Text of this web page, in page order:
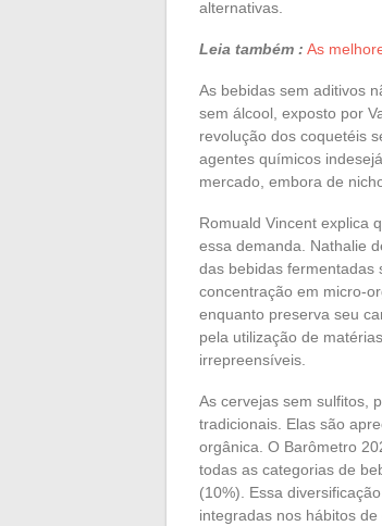
alternativas.
Leia também : As
As bebidas sem aditivos
sem álcool, exposto por
revolução dos coquetéis
agentes químicos
mercado, embora de
Romuald Vincent explica
essa demanda. Nathalie
das bebidas fermentadas
concentração em micro-
enquanto preserva seu
pela utilização de
irrepreensíveis.
As cervejas sem sulfitos,
tradicionais. Elas são
orgânica. O Barômetro
todas as categorias de
(10%). Essa
integradas nos hábitos